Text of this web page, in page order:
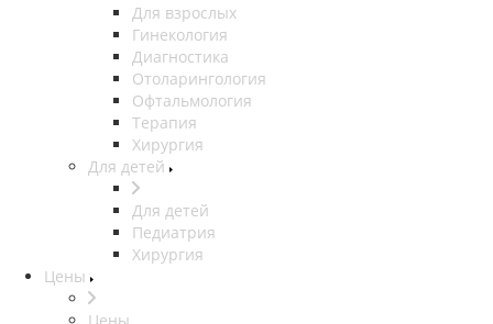
Для взрослых
Гинекология
Диагностика
Отоларингология
Офтальмология
Терапия
Хирургия
Для детей
Для детей
Педиатрия
Хирургия
Цены